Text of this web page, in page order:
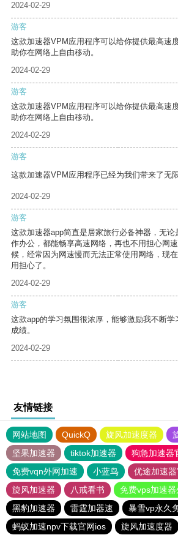
2024-02-29
游客
这款加速器VPM应用程序可以给你提供最高速
助你在网络上自由移动。
2024-02-29
游客
这款加速器VPM应用程序可以给你提供最高速
助你在网络上自由移动。
2024-02-29
游客
这款加速器VPM应用程序已经为我们带来了无
2024-02-29
游客
这款加速器app简直是居家旅行必备神器，无
作办公，都能畅享高速网络，再也不用担心网
候，经常因为网速慢而无法正常使用网络，现
用担心了。
2024-02-29
游客
这款app的学习氛围很浓厚，能够激励我不断
成绩。
2024-02-29
友情链接
网站地图 QuickQ 旋风加速度器
坚果加速器
tiktok加速器
狗急加速器
免费vqn外网加速
小蓝鸟 优途加速器
旋风加速器
八戒看书
免费vps加速
黑豹加速器
雷霆加器速
暴雪vp永久
蚂蚁加速npv下载官网ios
旋风加速度器